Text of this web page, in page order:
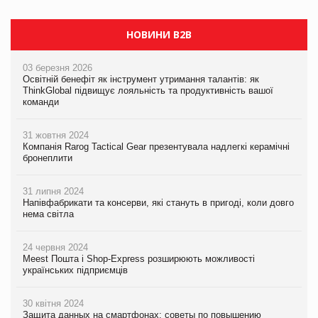
НОВИНИ B2B
03 березня 2026
Освітній бенефіт як інструмент утримання талантів: як
ThinkGlobal підвищує лояльність та продуктивність вашої
команди
31 жовтня 2024
Компанія Rarog Tactical Gear презентувала надлегкі керамічні
бронеплити
31 липня 2024
Напівфабрикати та консерви, які стануть в пригоді, коли довго
нема світла
24 червня 2024
Meest Пошта і Shop-Express розширюють можливості
українських підприємців
30 квітня 2024
Защита данных на смартфонах: советы по повышению